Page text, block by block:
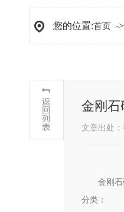
您的位置:首页 ->
金刚石
文章出处
金刚
分类：